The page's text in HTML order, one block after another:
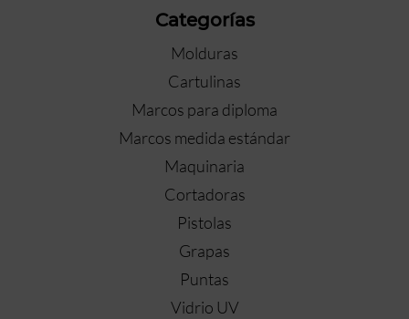
Categorías
Molduras
Cartulinas
Marcos para diploma
Marcos medida estándar
Maquinaria
Cortadoras
Pistolas
Grapas
Puntas
Vidrio UV